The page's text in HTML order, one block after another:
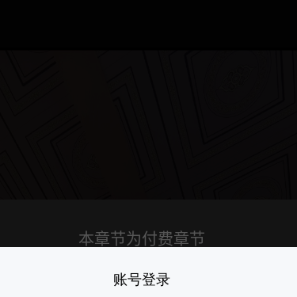
账号登录